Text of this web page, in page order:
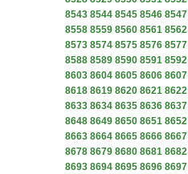
8543 8544 8545 8546 8547
8558 8559 8560 8561 8562
8573 8574 8575 8576 8577
8588 8589 8590 8591 8592
8603 8604 8605 8606 8607
8618 8619 8620 8621 8622
8633 8634 8635 8636 8637
8648 8649 8650 8651 8652
8663 8664 8665 8666 8667
8678 8679 8680 8681 8682
8693 8694 8695 8696 8697